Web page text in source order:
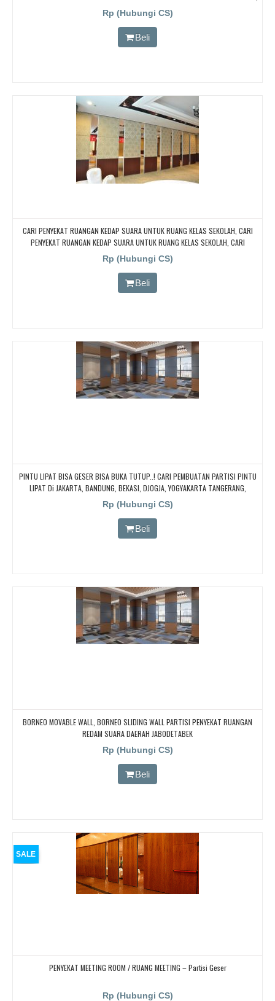
CARI PARTISI PENYEKAT RUANGAN KEDAP SUARA UNTUK RUANG KELAS SEKOLAH,
CARI PARTISI PENYEKAT RUANGAN KEDAP SUARA UNTUK RUANG KELAS SEKOLAH
Rp (Hubungi CS)
Beli
CARI PENYEKAT RUANGAN KEDAP SUARA UNTUK RUANG KELAS SEKOLAH, CARI
PENYEKAT RUANGAN KEDAP SUARA UNTUK RUANG KELAS SEKOLAH, CARI
PENYEKAT RUANGAN KEDAP SUARA UNTUK RUANG KELAS SEKOLAH, CARI
PENYEKAT RUANGAN KEDAP SUARA UNTUK RUANG KELAS SEKOLAH
Rp (Hubungi CS)
Beli
PINTU LIPAT BISA GESER BISA BUKA TUTUP..! CARI PEMBUATAN PARTISI PINTU
LIPAT Di JAKARTA, BANDUNG, BEKASI, DJOGJA, YOGYAKARTA TANGERANG,
BOGOR,. BORNEO PABRIK PARTISI PINTU LIPAT, Pintu Lipat Kedap Suara
Rp (Hubungi CS)
Beli
BORNEO MOVABLE WALL, BORNEO SLIDING WALL PARTISI PENYEKAT RUANGAN
REDAM SUARA DAERAH JABODETABEK
Rp (Hubungi CS)
Beli
SALE
PENYEKAT MEETING ROOM / RUANG MEETING – Partisi Geser
Rp (Hubungi CS)